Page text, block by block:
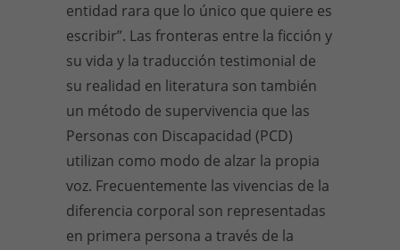
entidad rara que lo único que quiere es
escribir”. Las fronteras entre la ficción y
su vida y la traducción testimonial de
su realidad en literatura son también
un método de supervivencia que las
Personas con Discapacidad (PCD)
utilizan como modo de alzar la propia
voz. Frecuentemente las vivencias de la
diferencia corporal son representadas
en primera persona a través de la